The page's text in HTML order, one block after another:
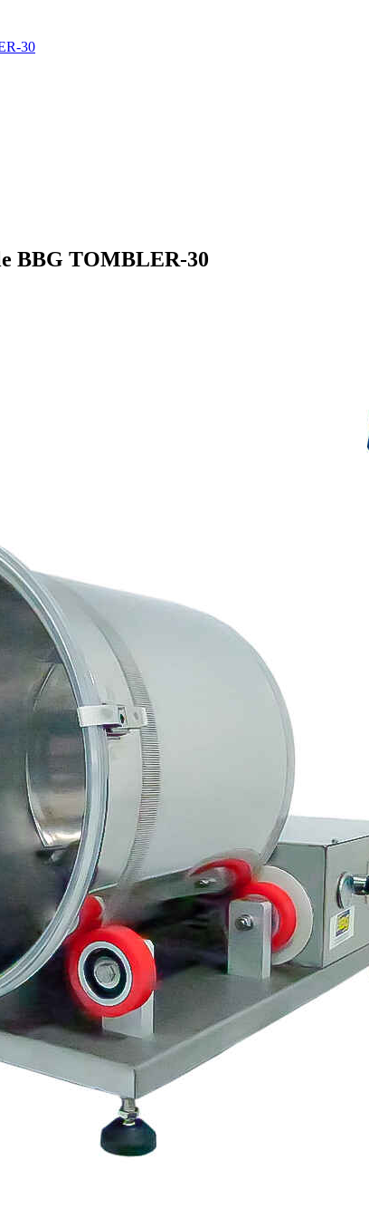
30
BBG TOMBLER-30